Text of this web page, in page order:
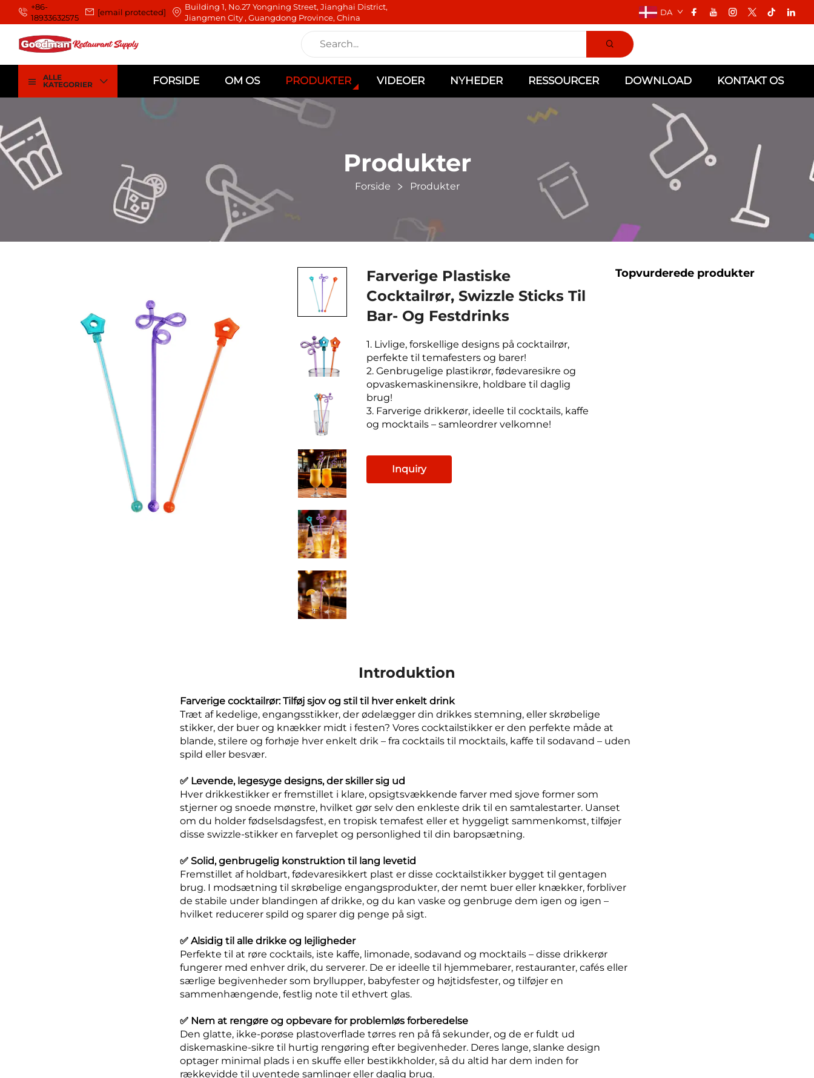
+86-
18933632575
[email protected]
Building 1, No.27 Yongning Street, Jianghai District,
Jiangmen City , Guangdong Province, China
DA
ALLE
KATEGORIER
FORSIDE OM OS PRODUKTER VIDEOER NYHEDER RESSOURCER DOWNLOAD KONTAKT OS
Produkter
Forside Produkter
Farverige Plastiske
Cocktailrør, Swizzle Sticks Til
Bar- Og Festdrinks
1. Livlige, forskellige designs på cocktailrør,
perfekte til temafesters og barer!
2. Genbrugelige plastikrør, fødevaresikre og
opvaskemaskinensikre, holdbare til daglig
brug!
3. Farverige drikkerør, ideelle til cocktails, kaffe
og mocktails – samleordrer velkomne!
Inquiry
Topvurderede produkter
Introduktion
Farverige cocktailrør: Tilføj sjov og stil til hver enkelt drink
Træt af kedelige, engangsstikker, der ødelægger din drikkes stemning, eller skrøbelige
stikker, der buer og knækker midt i festen? Vores cocktailstikker er den perfekte måde at
blande, stilere og forhøje hver enkelt drik – fra cocktails til mocktails, kaffe til sodavand – uden
spild eller besvær.
✅ Levende, legesyge designs, der skiller sig ud
Hver drikkestikker er fremstillet i klare, opsigtsvækkende farver med sjove former som
stjerner og snoede mønstre, hvilket gør selv den enkleste drik til en samtalestarter. Uanset
om du holder fødselsdagsfest, en tropisk temafest eller et hyggeligt sammenkomst, tilføjer
disse swizzle-stikker en farveplet og personlighed til din baropsætning.
✅ Solid, genbrugelig konstruktion til lang levetid
Fremstillet af holdbart, fødevaresikkert plast er disse cocktailstikker bygget til gentagen
brug. I modsætning til skrøbelige engangsprodukter, der nemt buer eller knækker, forbliver
de stabile under blandingen af drikke, og du kan vaske og genbruge dem igen og igen –
hvilket reducerer spild og sparer dig penge på sigt.
✅ Alsidig til alle drikke og lejligheder
Perfekte til at røre cocktails, iste kaffe, limonade, sodavand og mocktails – disse drikkerør
fungerer med enhver drik, du serverer. De er ideelle til hjemmebarer, restauranter, cafés eller
særlige begivenheder som bryllupper, babyfester og højtidsfester, og tilføjer en
sammenhængende, festlig note til ethvert glas.
✅ Nem at rengøre og opbevare for problemløs forberedelse
Den glatte, ikke-porøse plastoverflade tørres ren på få sekunder, og de er fuldt ud
diskemaskine-sikre til hurtig rengøring efter begivenheder. Deres lange, slanke design
optager minimal plads i en skuffe eller bestikkholder, så du altid har dem inden for
rækkevidde til uventede samlinger eller daglig brug.